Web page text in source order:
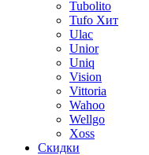
Tubolito
Tufo Хит
Ulac
Unior
Uniq
Vision
Vittoria
Wahoo
Wellgo
Xoss
Скидки